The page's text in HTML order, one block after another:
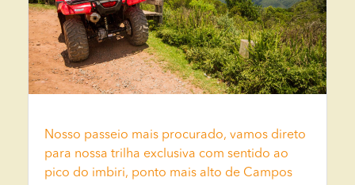
Nosso passeio mais procurado, vamos direto
para nossa trilha exclusiva com sentido ao
pico do imbiri, ponto mais alto de Campos